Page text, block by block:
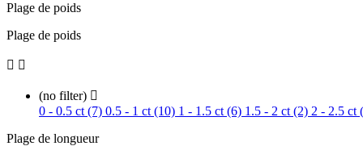
Plage de poids
Plage de poids
 
(no filter) 
0 - 0.5 ct (7) 0.5 - 1 ct (10) 1 - 1.5 ct (6) 1.5 - 2 ct (2) 2 - 2.5 ct
Plage de longueur